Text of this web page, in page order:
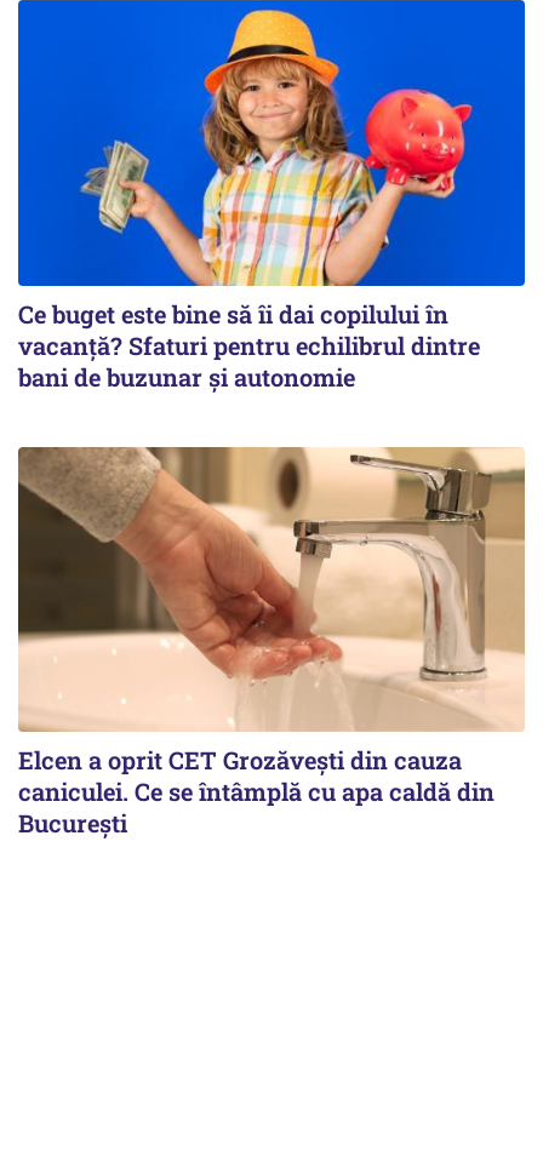
Ce buget este bine să îi dai copilului în
vacanță? Sfaturi pentru echilibrul dintre
bani de buzunar și autonomie
Elcen a oprit CET Grozăvești din cauza
caniculei. Ce se întâmplă cu apa caldă din
București